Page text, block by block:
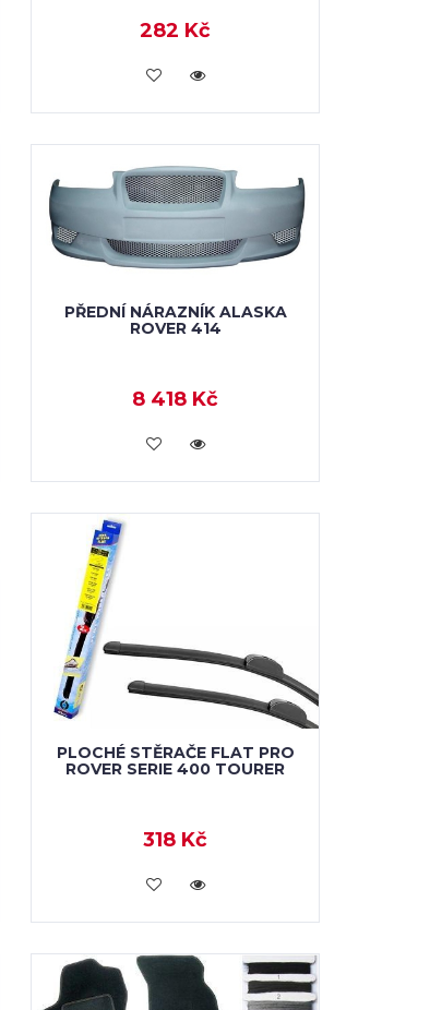
282 Kč
VLOŽIT DO KOŠÍKU
PŘEDNÍ NÁRAZNÍK ALASKA
ROVER 414
8 418 Kč
VLOŽIT DO KOŠÍKU
PLOCHÉ STĚRAČE FLAT PRO
ROVER SERIE 400 TOURER
318 Kč
VLOŽIT DO KOŠÍKU